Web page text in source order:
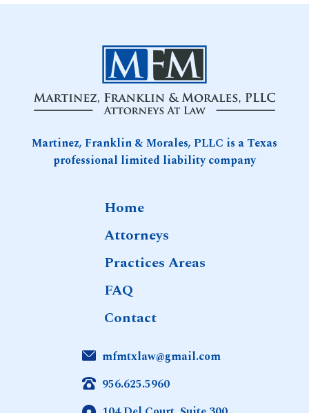
Symbolik
alten
moderne
Spiele
Martinez, Franklin & Morales, PLLC is a Texas
professional limited liability company
Home
Attorneys
Practices Areas
FAQ
Contact
mfmtxlaw@gmail.com
956.625.5960